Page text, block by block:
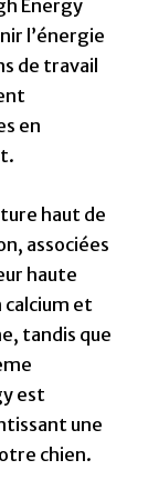
Energy
l’énergie
de travail
en
haut de
associées
haute
et
tandis que
est
une
chien.